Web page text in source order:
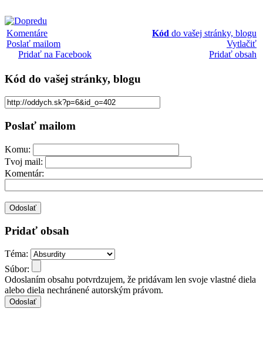
Komentáre
Poslať mailom
Pridať na Facebook
Kód do vašej stránky, blogu
Vytlačiť
Pridať obsah
Kód do vašej stránky, blogu
Poslať mailom
Komu:
Tvoj mail:
Komentár:
Pridať obsah
Téma:
Súbor:
Odoslaním obsahu potvrdzujem, že pridávam len svoje vlastné diela
alebo diela nechránené autorským právom.